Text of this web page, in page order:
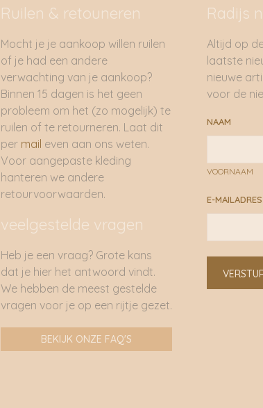
Ruilen & retouneren
Mocht je je aankoop willen ruilen
of je had een andere
verwachting van je aankoop?
Binnen 15 dagen is het geen
probleem om het (zo mogelijk) te
ruilen of te retourneren. Laat dit
permail even aan ons weten.
Voor aangepaste kleding
hanteren we andere
retourvoorwaarden.
veelgestelde vragen
Heb je een vraag? Grote kans
dat je hier het antwoord vindt.
We hebben de meest gestelde
vragen voor je op een rijtje gezet.
BEKIJK ONZE FAQ'S
Radijs
Altijd op
laatste
nieuwe
voor de
NAAM
VOORNAAM
E-MAILADRES